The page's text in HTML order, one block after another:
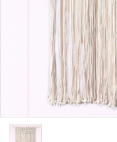
PURPOSE
用途から探す
WORKSHOP
SHOP
店舗